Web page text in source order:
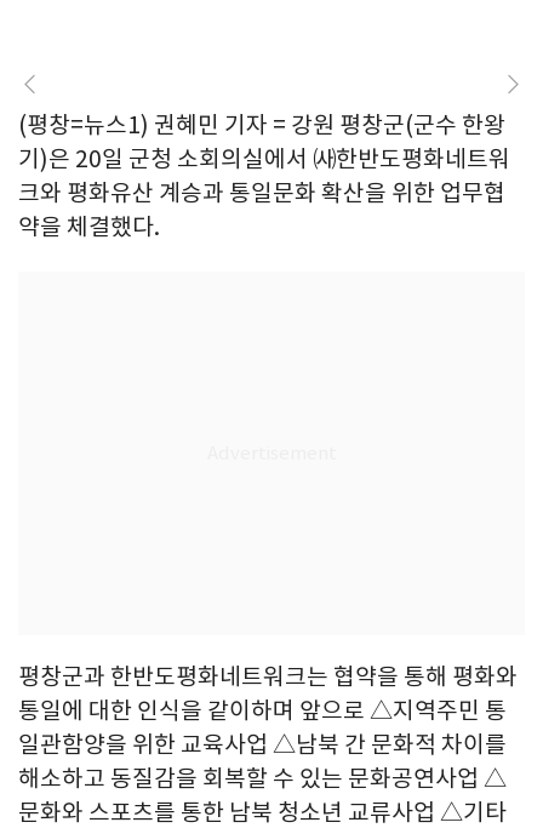
(평창=뉴스1) 권혜민 기자 = 강원 평창군(군수 한왕
기)은 20일 군청 소회의실에서 ㈔한반도평화네트워
크와 평화유산 계승과 통일문화 확산을 위한 업무협
약을 체결했다.
평창군과 한반도평화네트워크는 협약을 통해 평화와
통일에 대한 인식을 같이하며 앞으로 △지역주민 통
일관함양을 위한 교육사업 △남북 간 문화적 차이를
해소하고 동질감을 회복할 수 있는 문화공연사업 △
문화와 스포츠를 통한 남북 청소년 교류사업 △기타